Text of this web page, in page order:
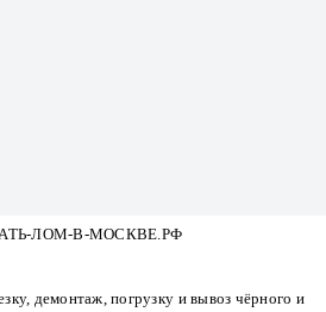
ЛОМ-В-МОСКВЕ.РФ
демонтаж, погрузку и вывоз чёрного и